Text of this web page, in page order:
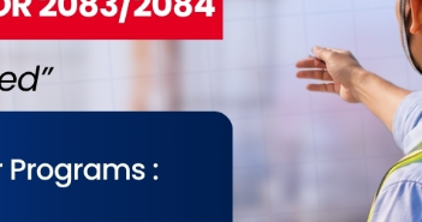
योगेश गुरुङ र विशाल राईले १-१ गोल
योगेश गुरुङ भए । उनले ट्रफी र नगद ५